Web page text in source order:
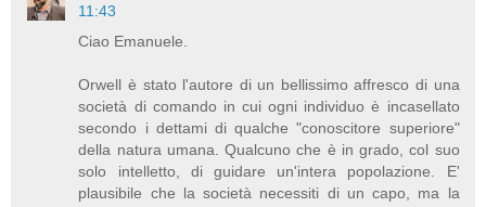
11:43
Ciao Emanuele.
Orwell è stato l'autore di un bellissimo affresco di una
società di comando in cui ogni individuo è incasellato
secondo i dettami di qualche "conoscitore superiore"
della natura umana. Qualcuno che è in grado, col suo
solo intelletto, di guidare un'intera popolazione. E'
plausibile che la società necessiti di un capo, ma la